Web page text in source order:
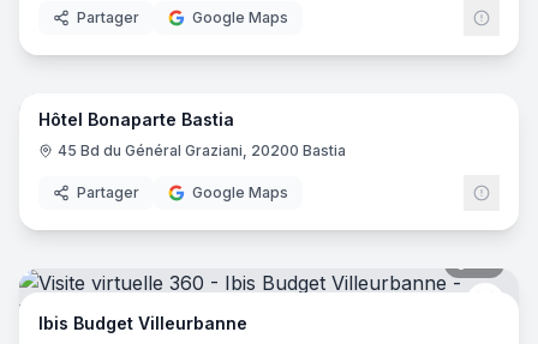
Partager Google Maps
21
Hôtel Bonaparte Bastia
45 Bd du Général Graziani, 20200 Bastia
Partager Google Maps
Ibis
Ibis Budget Villeurbanne